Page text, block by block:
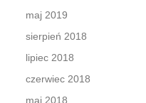
maj 2019
sierpień 2018
lipiec 2018
czerwiec 2018
maj 2018